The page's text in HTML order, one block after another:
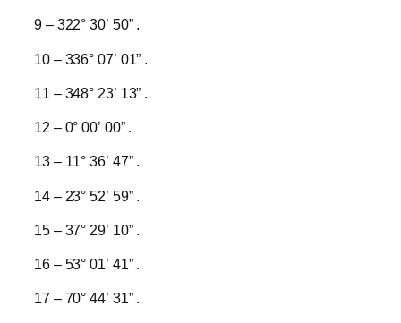
9 – 322° 30’ 50” .
10 – 336° 07’ 01” .
11 – 348° 23’ 13” .
12 – 0° 00’ 00” .
13 – 11° 36’ 47” .
14 – 23° 52’ 59” .
15 – 37° 29’ 10” .
16 – 53° 01’ 41” .
17 – 70° 44’ 31” .